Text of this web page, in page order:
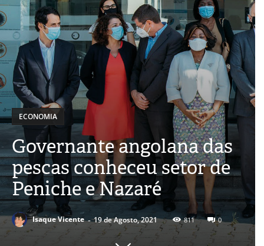
ECONOMIA
Governante angolana das
pescas conheceu setor de
Peniche e Nazaré
Isaque Vicente - 19 de Agosto, 2021 811 0